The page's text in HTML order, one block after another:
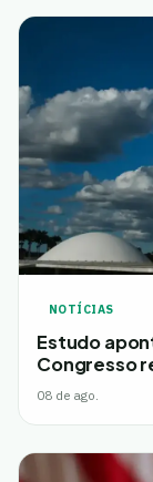
NOTÍCIAS
Estudo
Congresso
08 de ago.